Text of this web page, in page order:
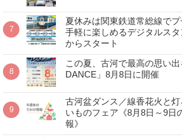
夏休みは関東鉄道常総線で
手軽に楽しめるデジタルス
からスタート
この夏、古河で最高の思い
DANCE」8月8日に開催
古河盆ダンス／線香花火と
いものフェア《8月8日～9日
報》